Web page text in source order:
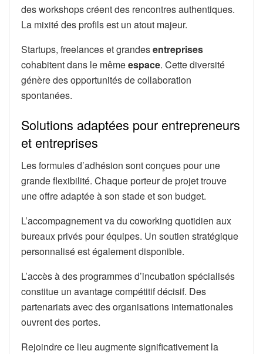
des workshops créent des rencontres authentiques.
La mixité des profils est un atout majeur.
Startups, freelances et grandesentreprises
cohabitent dans le mêmeespace. Cette diversité
génère des opportunités de collaboration
spontanées.
Solutions adaptées pour entrepreneurs
et entreprises
Les formules d’adhésion sont conçues pour une
grande flexibilité. Chaque porteur de projet trouve
une offre adaptée à son stade et son budget.
L’accompagnement va du coworking quotidien aux
bureaux privés pour équipes. Un soutien stratégique
personnalisé est également disponible.
L’accès à des programmes d’incubation spécialisés
constitue un avantage compétitif décisif. Des
partenariats avec des organisations internationales
ouvrent des portes.
Rejoindre ce lieu augmente significativement la